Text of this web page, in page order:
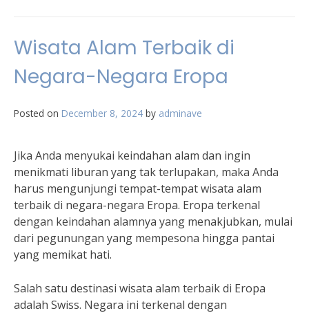
Wisata Alam Terbaik di
Negara-Negara Eropa
Posted on December 8, 2024 by adminave
Jika Anda menyukai keindahan alam dan ingin
menikmati liburan yang tak terlupakan, maka Anda
harus mengunjungi tempat-tempat wisata alam
terbaik di negara-negara Eropa. Eropa terkenal
dengan keindahan alamnya yang menakjubkan, mulai
dari pegunungan yang mempesona hingga pantai
yang memikat hati.
Salah satu destinasi wisata alam terbaik di Eropa
adalah Swiss. Negara ini terkenal dengan